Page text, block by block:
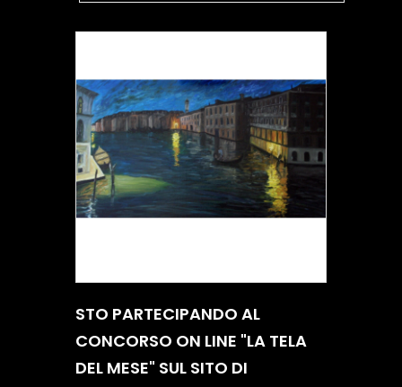
STO PARTECIPANDO AL
CONCORSO ON LINE "LA TELA
DEL MESE" SUL SITO DI